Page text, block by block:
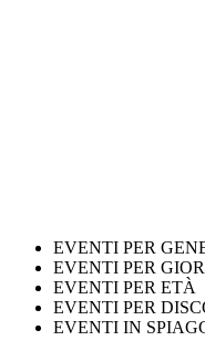
EVENTI PER
EVENTI PER
EVENTI PER ETÀ
EVENTI PER
EVENTI IN